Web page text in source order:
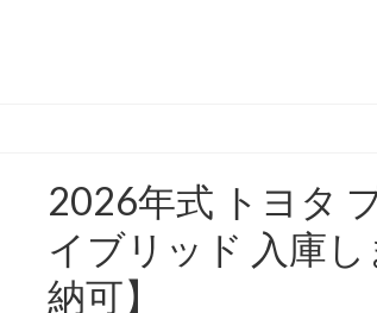
2026年式 トヨタ
イブリッド 入庫
納可】